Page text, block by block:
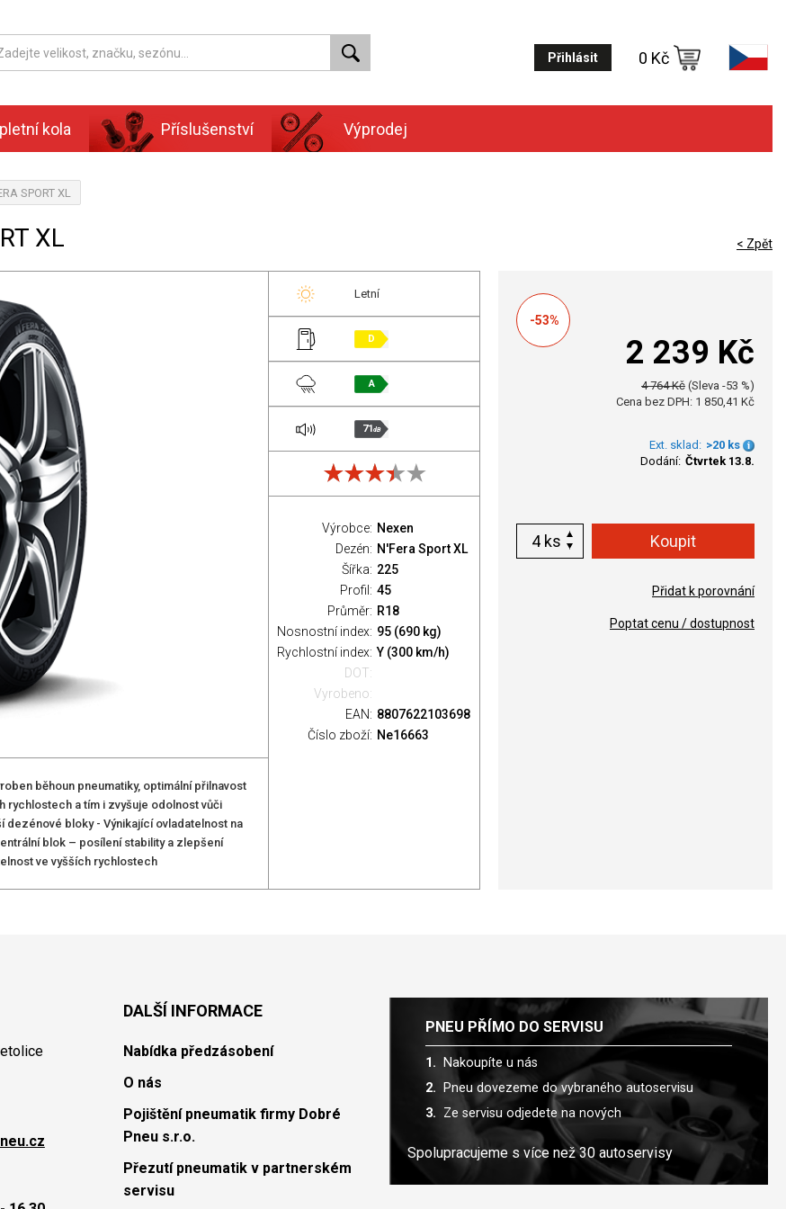
Přihlásit 0 Kč
kola Příslušenství Výprodej
SPORT XL
XL < Zpět
běhoun pneumatiky, optimální přilnavost
rychlostech a tím i zvyšuje odolnost vůči
dezénové bloky - Výnikající ovladatelnost na
blok – posílení stability a zlepšení
ve vyšších rychlostech
Letní
D
A
71dB
Výrobce: Nexen
Dezén: N'Fera Sport XL
Šířka: 225
Profil: 45
Průměr: R18
Nosnostní index: 95 (690 kg)
Rychlostní index: Y (300 km/h)
DOT:
Vyrobeno:
EAN: 8807622103698
Číslo zboží: Ne16663
-53%
2 239 Kč
4 764 Kč (Sleva -53 %)
Cena bez DPH: 1 850,41 Kč
Ext. sklad: >20 ks
Dodání: Čtvrtek 13.8.
ks
Přidat k porovnání
Poptat cenu / dostupnost
DALŠÍ INFORMACE
Nabídka předzásobení
O nás
Pojištění pneumatik firmy Dobré
Pneu s.r.o.
Přezutí pneumatik v partnerském
servisu
PNEU PŘÍMO DO SERVISU
Nakoupíte u nás
Pneu dovezeme do vybraného autoservisu
Ze servisu odjedete na nových
Spolupracujeme s více než 30 autoservisy